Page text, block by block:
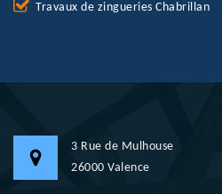
Travaux de zingueries Chabrillan
3 Rue de Mulhouse
26000 Valence